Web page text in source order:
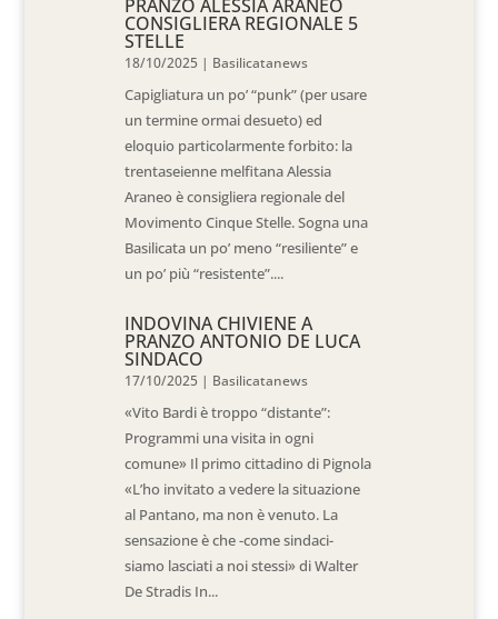
PRANZO ALESSIA ARANEO
CONSIGLIERA REGIONALE 5
STELLE
18/10/2025 | Basilicatanews
Capigliatura un po’ “punk” (per usare
un termine ormai desueto) ed
eloquio particolarmente forbito: la
trentaseienne melfitana Alessia
Araneo è consigliera regionale del
Movimento Cinque Stelle. Sogna una
Basilicata un po’ meno “resiliente” e
un po’ più “resistente”....
INDOVINA CHIVIENE A
PRANZO ANTONIO DE LUCA
SINDACO
17/10/2025 | Basilicatanews
«Vito Bardi è troppo “distante”:
Programmi una visita in ogni
comune» Il primo cittadino di Pignola
«L’ho invitato a vedere la situazione
al Pantano, ma non è venuto. La
sensazione è che -come sindaci-
siamo lasciati a noi stessi» di Walter
De Stradis In...